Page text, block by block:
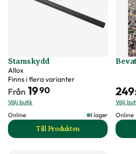
Stamskydd
Allox
Finns i flera varianter
Från 1990
Välj butik
Online
I lager
Till Produkten
till Stamskydd produktsida
249
Välj
Online